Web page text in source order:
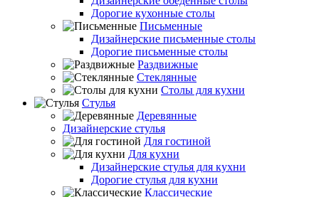
Дорогие кухонные столы
Письменные
Дизайнерские письменные столы
Дорогие письменные столы
Раздвижные
Стеклянные
Столы для кухни
Стулья
Деревянные
Дизайнерские стулья
Для гостиной
Для кухни
Дизайнерские стулья для кухни
Дорогие стулья для кухни
Классические